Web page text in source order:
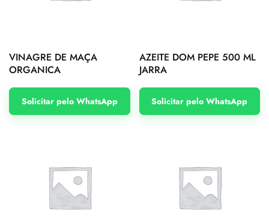
VINAGRE DE MAÇA
ORGANICA
Solicitar pelo WhatsApp
AZEITE DOM PEPE 500 ML
JARRA
Solicitar pelo WhatsApp